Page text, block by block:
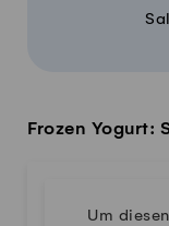
Frozen Yogurt:
Um